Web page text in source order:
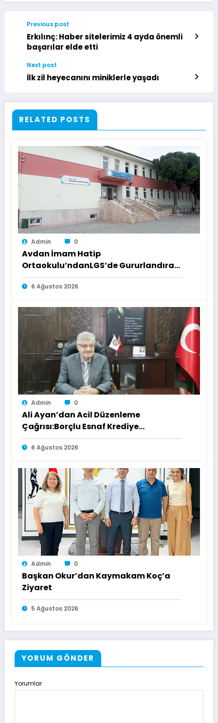
Previous post
Erkılınç: Haber sitelerimiz 4 ayda önemli
başarılar elde etti
Next post
İlk zil heyecanını miniklerle yaşadı
RELATED POSTS
Admin 0
Avdan İmam Hatip
Ortaokulu’ndanLGS’de Gururlandıran
Başarı
6 Ağustos 2026
Admin 0
Ali Ayan’dan Acil Düzenleme
Çağrısı:Borçlu Esnaf Krediye
Ulaşamıyor
6 Ağustos 2026
Admin 0
Başkan Okur’dan Kaymakam Koç’a
Ziyaret
5 Ağustos 2026
YORUM GÖNDER
Yorumlar